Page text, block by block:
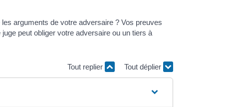
arguments de votre adversaire ? Vos preuves
peut obliger votre adversaire ou un tiers à
Tout replier Tout déplier